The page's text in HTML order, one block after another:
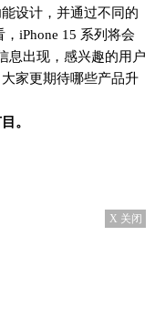
设计，并通过不同的
iPhone 15 系列将会
息出现，感兴趣的用户
家更期待哪些产品升
。
X 关闭